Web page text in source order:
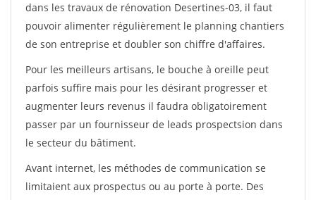
dans les travaux de rénovation Desertines-03, il faut
pouvoir alimenter régulièrement le planning chantiers
de son entreprise et doubler son chiffre d'affaires.
Pour les meilleurs artisans, le bouche à oreille peut
parfois suffire mais pour les désirant progresser et
augmenter leurs revenus il faudra obligatoirement
passer par un fournisseur de leads prospectsion dans
le secteur du bâtiment.
Avant internet, les méthodes de communication se
limitaient aux prospectus ou au porte à porte. Des